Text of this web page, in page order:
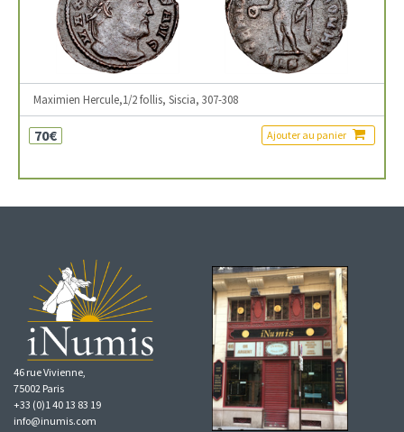
Maximien Hercule,1/2 follis, Siscia, 307-308
70€ Ajouter au panier
46 rue Vivienne,
75002 Paris
+33 (0)1 40 13 83 19
info@inumis.com